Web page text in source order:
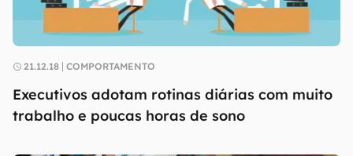
21.12.18 COMPORTAMENTO
Executivos adotam rotinas diárias com muito
trabalho e poucas horas de sono